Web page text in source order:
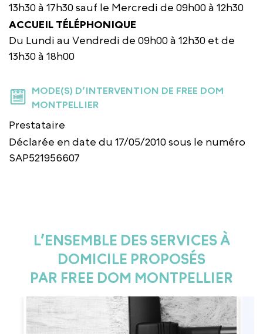
13h30 à 17h30 sauf le Mercredi de 09h00 à 12h30
ACCUEIL TÉLÉPHONIQUE
Du Lundi au Vendredi de 09h00 à 12h30 et de
13h30 à 18h00
MODE(S) D’INTERVENTION DE FREE DOM
MONTPELLIER
Prestataire
Déclarée en date du 17/05/2010 sous le numéro
SAP521956607
L’ENSEMBLE DES SERVICES À
DOMICILE PROPOSÉS
PAR FREE DOM MONTPELLIER